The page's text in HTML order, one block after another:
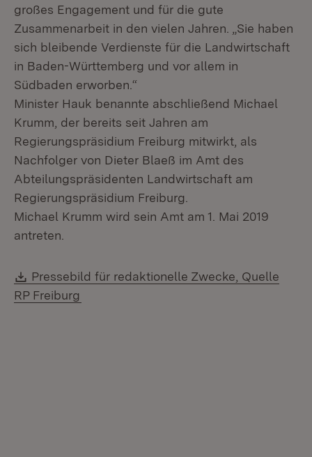
großes Engagement und für die gute
Zusammenarbeit in den vielen Jahren. „Sie haben
sich bleibende Verdienste für die Landwirtschaft
in Baden-Württemberg und vor allem in
Südbaden erworben.“
Minister Hauk benannte abschließend Michael
Krumm, der bereits seit Jahren am
Regierungspräsidium Freiburg mitwirkt, als
Nachfolger von Dieter Blaeß im Amt des
Abteilungspräsidenten Landwirtschaft am
Regierungspräsidium Freiburg.
Michael Krumm wird sein Amt am 1. Mai 2019
antreten.
Download:
Pressebild für redaktionelle Zwecke, Quelle
RP Freiburg